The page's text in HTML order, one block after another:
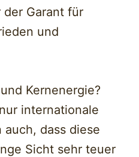
der Garant für
und
Kernenergie?
internationale
auch, dass diese
Sicht sehr teuer